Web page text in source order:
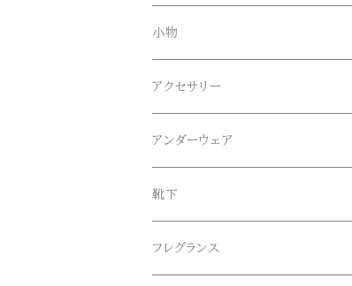
Blundstone(ブランドストーン)
CameOne(ケイムワン)
CANDY DESIGN&WORKS(CDW)
collonil(コロニル)
CountyComm(カウンティーコム)
Tシャツ
ロンT
ボトムス
ロング
ショート
セットアップ
シューズ
シューズ
サンダル
小物
帽子、マフラー、手袋
メガネ、サングラス
ベルト
腕時計
アクセサリー
リング
ブレスレット、バングル
ネックレス
アンダーウェア
靴下
フレグランス